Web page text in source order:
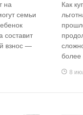
на
семьи
составит
взнос —
Как
более
8